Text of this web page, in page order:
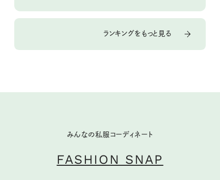
ランキングをもっと見る
みんなの私服コーディネート
FASHION SNAP